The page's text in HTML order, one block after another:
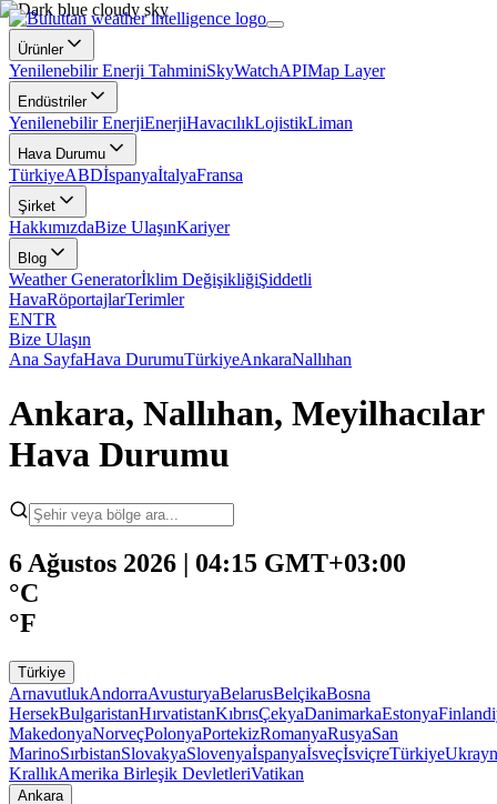
Ürünler
Yenilenebilir Enerji TahminiSkyWatchAPIMap Layer
Endüstriler
Yenilenebilir EnerjiEnerjiHavacılıkLojistikLiman
Hava Durumu
TürkiyeABDİspanyaİtalyaFransa
Şirket
HakkımızdaBize UlaşınKariyer
Blog
Weather Generatorİklim DeğişikliğiŞiddetli
HavaRöportajlarTerimler
ENTR
Bize Ulaşın
Ana SayfaHava DurumuTürkiyeAnkaraNallıhan
Ankara, Nallıhan, Meyilhacılar
Hava Durumu
6 Ağustos 2026 | 04:15 GMT+03:00
°C
°F
Türkiye
ArnavutlukAndorraAvusturyaBelarusBelçikaBosna
HersekBulgaristanHırvatistanKıbrısÇekyaDanimarkaEstonya
MakedonyaNorveçPolonyaPortekizRomanyaRusyaSan
MarinoSırbistanSlovakyaSlovenyaİspanyaİsveçİsviçreTürkiye
KrallıkAmerika Birleşik DevletleriVatikan
Ankara